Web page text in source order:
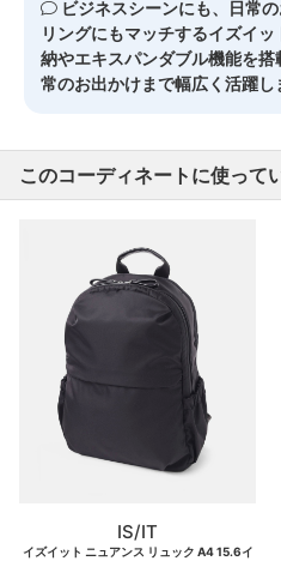
ビジネスシーンにも、日常
リングにもマッチするイズイ
納やエキスパンダブル機能を
常のお出かけまで幅広く活躍し
このコーディネートに使って
IS/IT
イズイット ニュアンス リュック A4 15.6イ